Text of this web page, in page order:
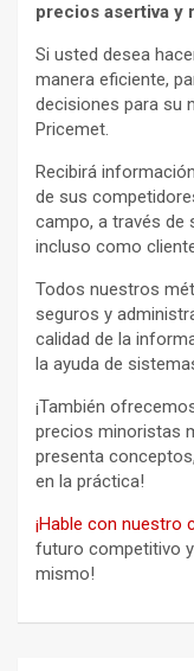
precios asertiva y
Si usted desea
manera eficiente,
decisiones para su
Pricemet.
Recibirá
de sus
campo, a través de
incluso como
Todos nuestros
seguros y
calidad de la
la ayuda de
¡También
precios minoristas
presenta
en la práctica!
¡Hable con nuestro
futuro competitivo
mismo!